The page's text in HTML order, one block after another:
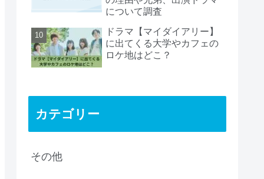
について調査
ドラマ【マイダイアリー】
に出てくる大学やカフェの
ロケ地はどこ？
カテゴリー
その他